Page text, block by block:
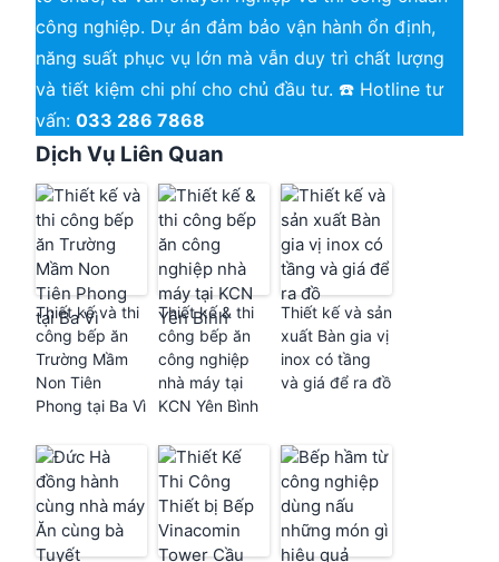
công nghiệp. Dự án đảm bảo vận hành ổn định,
năng suất phục vụ lớn mà vẫn duy trì chất lượng
và tiết kiệm chi phí cho chủ đầu tư. ☎️ Hotline tư
vấn: 033 286 7868
Dịch Vụ Liên Quan
Thiết kế và thi
công bếp ăn
Trường Mầm
Non Tiên
Phong tại Ba Vì
Thiết kế & thi
công bếp ăn
công nghiệp
nhà máy tại
KCN Yên Bình
Thiết kế và sản
xuất Bàn gia vị
inox có tầng
và giá để ra đồ